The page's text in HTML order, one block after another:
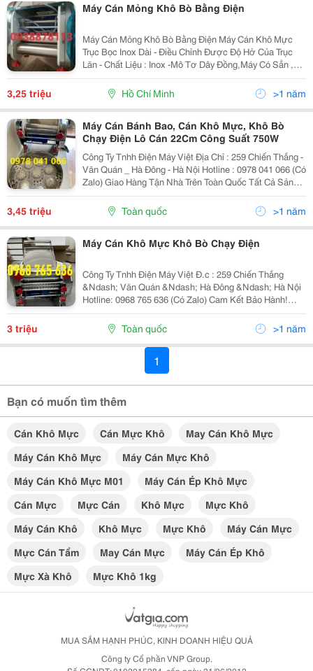
Máy Cán Mỏng Khô Bò Bằng Điện
Máy Cán Mỏng Khô Bò Bằng Điện Máy Cán Khô Mực
Trục Bọc Inox Dài - Điều Chỉnh Được Độ Hở Của Trục
Lăn - Chất Liệu : Inox -Mô Tơ Dây Đồng,Máy Có Sẳn ,
Giao Hàng Tận Nơi,Mua Hàng: Gò Vấp (Đối Diện Siêu
Thị Emart Hàn Quốc) Đ/C: 485/4 Phan Văn...
3,25 triệu Hồ Chí Minh >1 năm
Máy Cán Bánh Bao, Cán Khô Mực, Khô Bò
Chạy Điện Lô Cán 22Cm Công Suất 750W
Công Ty Tnhh Điện Máy Việt Địa Chỉ : 259 Chiến Thắng -
Văn Quán _ Hà Đông - Hà Nội Hotline : 0978 041 066 (Có
Zalo) Giao Hàng Tận Nhà Trên Toàn Quốc Tất Cả Sản
Phẩm Của Công Ty Bán Ra Đều Được Bảo Hành 12
Tháng - Lỗi Đổi 1-1 Trong Vòng 10...
3,45 triệu Toàn quốc >1 năm
Máy Cán Khô Mực Khô Bò Chạy Điện
Công Ty Tnhh Điện Máy Việt Đ.c : 259 Chiến Thắng
&Ndash; Văn Quán &Ndash; Hà Đông &Ndash; Hà Nội
Hotline: 0968 765 636 (Có Zalo) Cam Kết Bảo Hành!
======================== ́//́ 8 ̉ ́ 6//\\́ &Mdash;-----
------ &Mdash; Máy Cán Bột Mì...
3 triệu Toàn quốc >1 năm
1
Bạn có muốn tìm thêm
Cán Khô Mực Cán Mực Khô
May Cán Khô Mực
Máy Cán Khô Mực
Máy Cán Mực Khô
Máy Cán Khô Mực M01
Máy Cán Ép Khô Mực
Cán Mực
Mực Cán Khô Mực
Mực Khô
Máy Cán Khô
Khô Mực Mực Khô
Máy Cán Mực
Mực Cán Tẩm
May Cán Mực
Máy Cán Ép Khô
Mực Xà Khô
Mực Khô 1kg
MUA SẮM HẠNH PHÚC, KINH DOANH HIỆU QUẢ
Công ty Cổ phần VNP Group.